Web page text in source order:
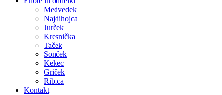
Medvedek
Najdihojca
Jurček
Kresnička
Taček
Sonček
Kekec
Griček
Ribica
Kontakt